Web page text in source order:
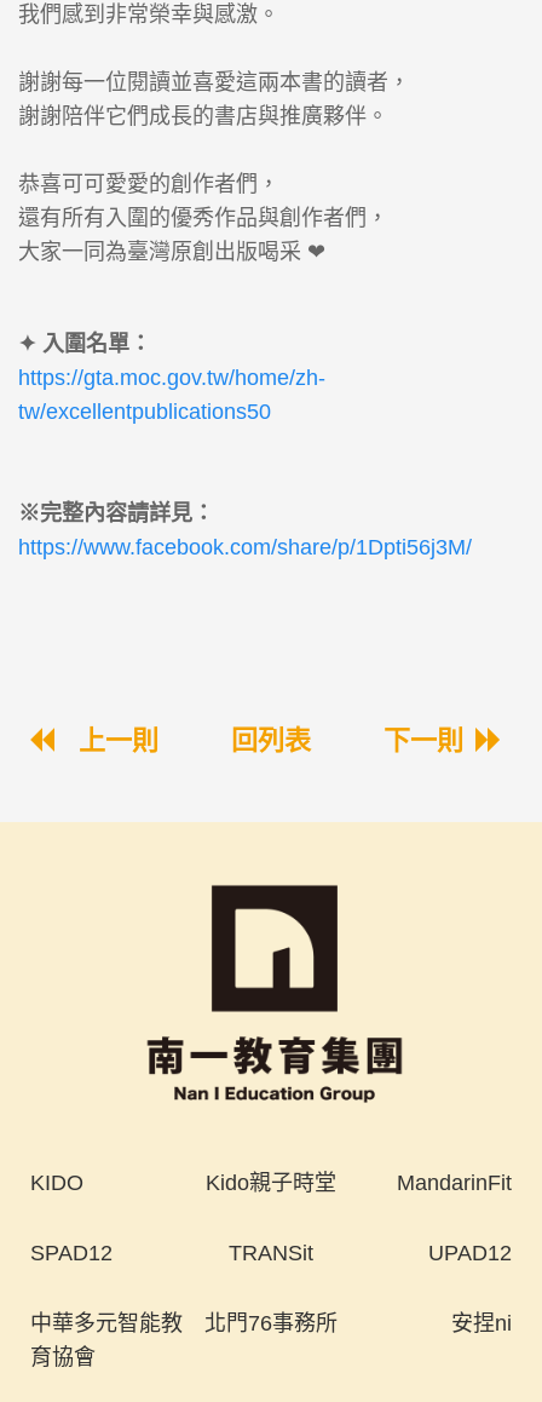
我們感到非常榮幸與感激。
謝謝每一位閱讀並喜愛這兩本書的讀者，
謝謝陪伴它們成長的書店與推廣夥伴。
恭喜可可愛愛的創作者們，
還有所有入圍的優秀作品與創作者們，
大家一同為臺灣原創出版喝采 ❤
✦ 入圍名單：
https://gta.moc.gov.tw/home/zh-
tw/excellentpublications50
※完整內容請詳見：
https://www.facebook.com/share/p/1Dpti56j3M/
上一則 回列表 下一則
KIDO Kido親子時堂 MandarinFit
SPAD12 TRANSit UPAD12
中華多元智能教
育協會
北門76事務所 安捏ni